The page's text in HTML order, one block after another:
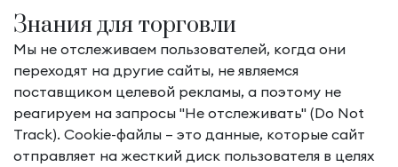
Знания для торговли
Мы не отслеживаем пользователей, когда они
переходят на другие сайты, не являемся
поставщиком целевой рекламы, а поэтому не
реагируем на запросы "Не отслеживать" (Do Not
Track). Cookie-файлы – это данные, которые сайт
отправляет на жесткий диск пользователя в целях